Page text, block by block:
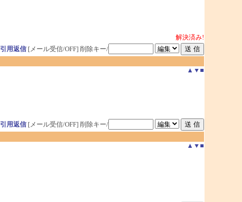
解決済み!
引用返信[メール受信/OFF] 削除キー/
▲ ▼ ■
引用返信[メール受信/OFF] 削除キー/
▲ ▼ ■